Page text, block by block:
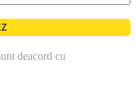
deacord cu